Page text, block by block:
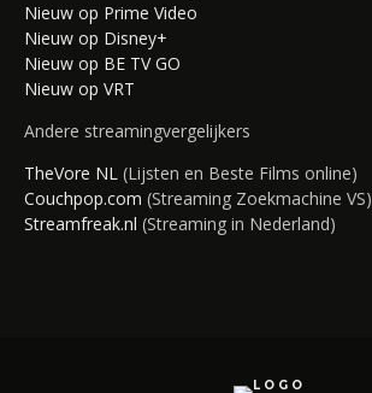
Nieuw op Prime Video
Nieuw op Disney+
Nieuw op BE TV GO
Nieuw op VRT
Andere streamingvergelijkers
TheVore NL (Lijsten en Beste Films online)
Couchpop.com (Streaming Zoekmachine VS)
Streamfreak.nl (Streaming in Nederland)